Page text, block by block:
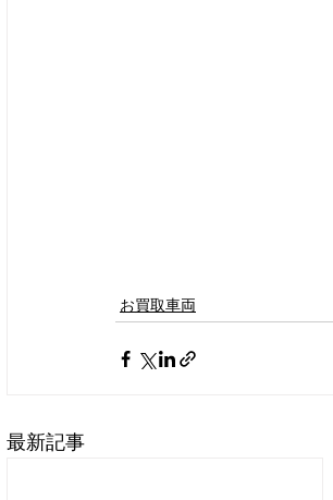
お買取車両
最新記事